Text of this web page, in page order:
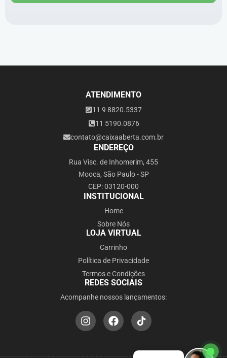
ATENDIMENTO
11 9 8820.5337
11 5190.0876
contato@caixaaberta.com.br
ENDEREÇO
Rua Visc. de Inhomerim, 455
Mooca, São Paulo - SP
CEP: 03120-000
INSTITUCIONAL
Home
Sobre Nós
LOJA VIRTUAL
Carrinho
Política de Privacidade
Termos e Condições
REDES SOCIAIS
Acompanhe nossos lançamentos: